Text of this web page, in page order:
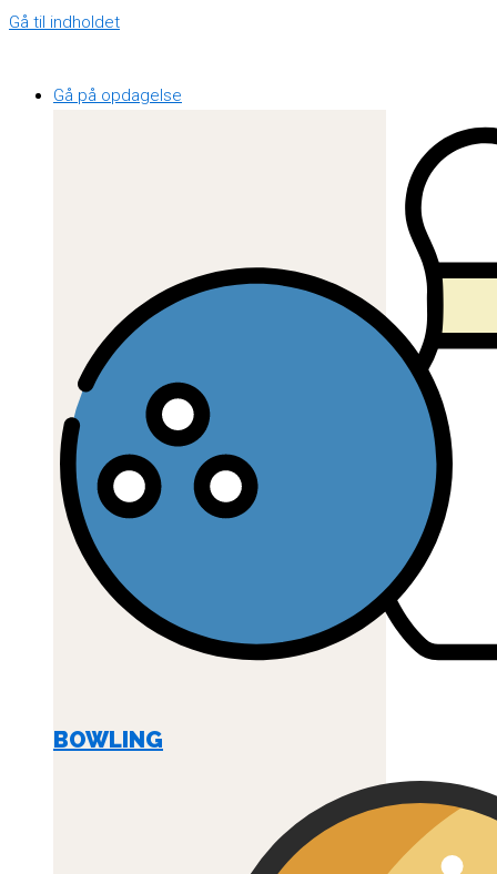
Gå til indholdet
Gå på opdagelse
BOWLING